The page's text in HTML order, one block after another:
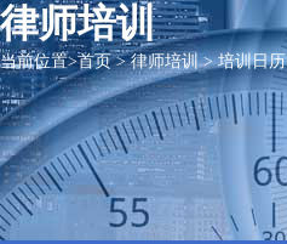
律师培训
当前位置>首页>律师培训>培训日历